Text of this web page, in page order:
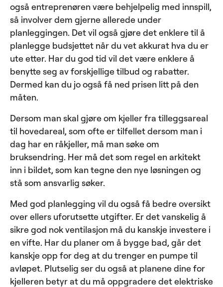
også entreprenøren være behjelpelig med innspill,
så involver dem gjerne allerede under
planleggingen. Det vil også gjøre det enklere til å
planlegge budsjettet når du vet akkurat hva du er
ute etter. Har du god tid vil det være enklere å
benytte seg av forskjellige tilbud og rabatter.
Dermed kan du jo også få ned prisen litt på den
måten.
Dersom man skal gjøre om kjeller fra tilleggsareal
til hovedareal, som ofte er tilfellet dersom man i
dag har en råkjeller, må man søke om
bruksendring. Her må det som regel en arkitekt
inn i bildet, som kan tegne den nye løsningen og
stå som ansvarlig søker.
Med god planlegging vil du også få bedre oversikt
over ellers uforutsette utgifter. Er det vanskelig å
sikre god nok ventilasjon må du kanskje investere i
en vifte. Har du planer om å bygge bad, går det
kanskje opp for deg at du trenger en pumpe til
avløpet. Plutselig ser du også at planene dine for
kjelleren betyr at du må oppgradere det elektriske